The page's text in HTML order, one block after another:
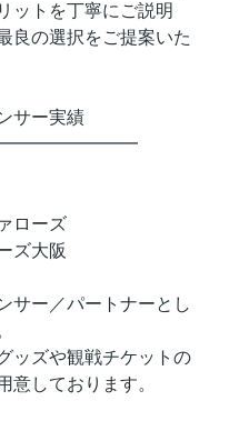
ットを丁寧にご説明
良の選択をご提案いた
サー実績
ローズ
ズ大阪
サー／パートナーとし
ッズや観戦チケットの
意しております。